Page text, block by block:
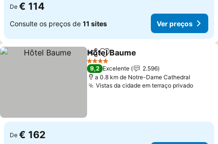
De € 114
Consulte os preços de 11 sites Ver preços
PartilharAdicionar aos favoritos
Hôtel Baume
4 Estrelas
9,2 Excelente
2.596
a 0.8 km de Notre-Dame Cathedral
Vistas da cidade em terraço privadoVer
De € 162